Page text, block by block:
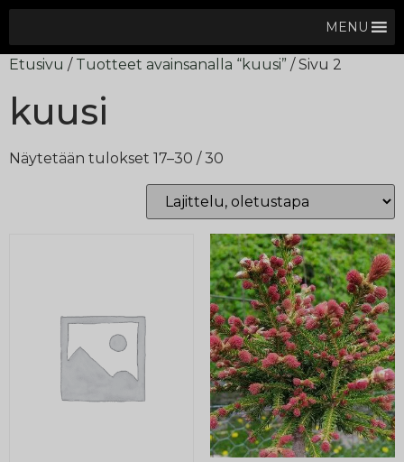
MENU
Etusivu / Tuotteet avainsanalla “kuusi” / Sivu 2
kuusi
Näytetään tulokset 17–30 / 30